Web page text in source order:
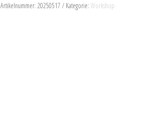
Artikelnummer: 20250517 Kategorie: Workshop